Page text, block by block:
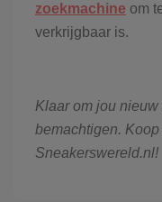
zoekmachine om
verkrijgbaar is.
Klaar om jou
bemachtigen.
Sneakerswereld.nl!